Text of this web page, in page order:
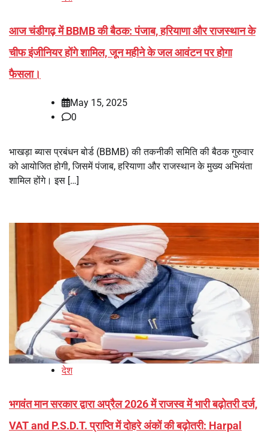
आज चंडीगढ़ में BBMB की बैठक: पंजाब, हरियाणा और राजस्थान के
चीफ इंजीनियर होंगे शामिल, जून महीने के जल आवंटन पर होगा
फैसला।
May 15, 2025
0
भाखड़ा ब्यास प्रबंधन बोर्ड (BBMB) की तकनीकी समिति की बैठक गुरुवार
को आयोजित होगी, जिसमें पंजाब, हरियाणा और राजस्थान के मुख्य अभियंता
शामिल होंगे। इस […]
देश
भगवंत मान सरकार द्वारा अप्रैल 2026 में राजस्व में भारी बढ़ोतरी दर्ज,
VAT and P.S.D.T. प्राप्ति में दोहरे अंकों की बढ़ोतरी: Harpal